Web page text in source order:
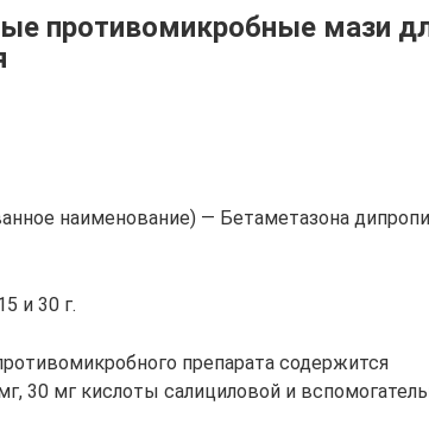
противомикробные мази
наименование) — Бетаметазона
и 30 г.
препарата содержится
30 мг кислоты салициловой и